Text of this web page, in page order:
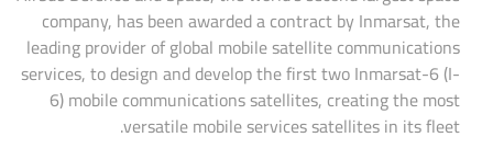
company, has been awarded a contract by Inmarsat, the
leading provider of global mobile satellite communications
services, to design and develop the first two Inmarsat-6 (I-
6) mobile communications satellites, creating the most
versatile mobile services satellites in its fleet.